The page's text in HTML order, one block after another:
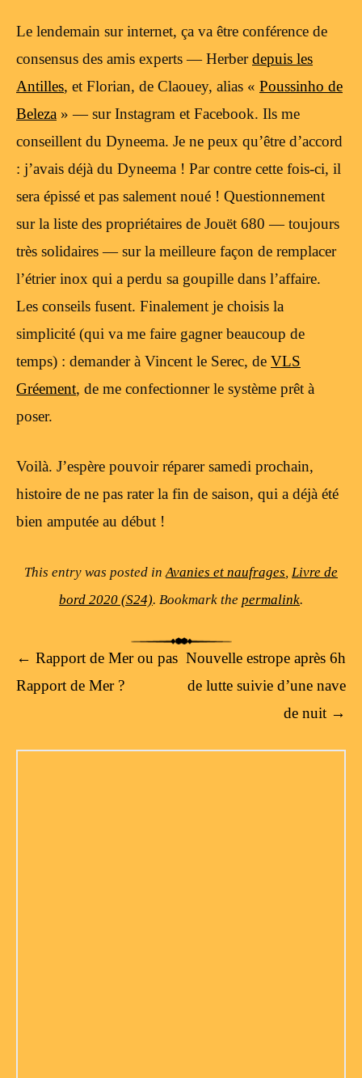
Le lendemain sur internet, ça va être conférence de
consensus des amis experts — Herberdepuis les
Antilles, et Florian, de Claouey, alias « Poussinho de
Beleza » — sur Instagram et Facebook. Ils me
conseillent du Dyneema. Je ne peux qu’être d’accord
: j’avais déjà du Dyneema ! Par contre cette fois-ci, il
sera épissé et pas salement noué ! Questionnement
sur la liste des propriétaires de Jouët 680 — toujours
très solidaires — sur la meilleure façon de remplacer
l’étrier inox qui a perdu sa goupille dans l’affaire.
Les conseils fusent. Finalement je choisis la
simplicité (qui va me faire gagner beaucoup de
temps) : demander à Vincent le Serec, de VLS
Gréement, de me confectionner le système prêt à
poser.
Voilà. J’espère pouvoir réparer samedi prochain,
histoire de ne pas rater la fin de saison, qui a déjà été
bien amputée au début !
This entry was posted in Avanies et naufrages Livre de
bord 2020 (S24). Bookmark the permalink.
Post navigation
← Rapport de Mer ou pas
Rapport de Mer ?
Nouvelle estrope après 6h
de lutte suivie d’une nave
de nuit →